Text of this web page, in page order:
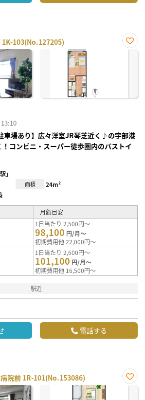
1K-103(No.127205)
お気
車場あり】広々洋室JR琴芝近く♪の宇部港
コンビニ・スーパー徒歩圏内のバストイ
」
面積 24m²
月額目安
1日当たり 2,500円～
98,100 円/月～
初期費用他 22,000円～
1日当たり 2,600円～
101,100 円/月～
初期費用他 16,500円～
駅近
電話する
院前 1R-101(No.153086)
お気